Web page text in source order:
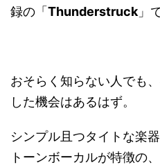
録の「Thunderstruck 」
おそらく知らない人でも
した機会はあるはず。
シンプル且つタイトな楽
トーンボーカルが特徴の